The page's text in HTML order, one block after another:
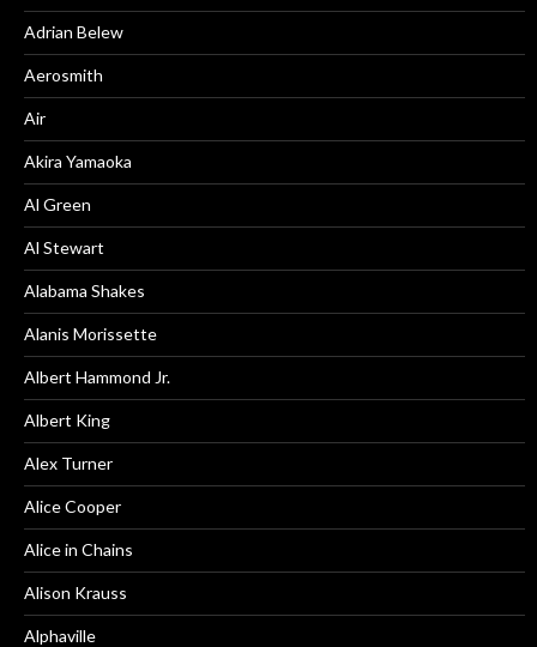
Adrian Belew
Aerosmith
Air
Akira Yamaoka
Al Green
Al Stewart
Alabama Shakes
Alanis Morissette
Albert Hammond Jr.
Albert King
Alex Turner
Alice Cooper
Alice in Chains
Alison Krauss
Alphaville